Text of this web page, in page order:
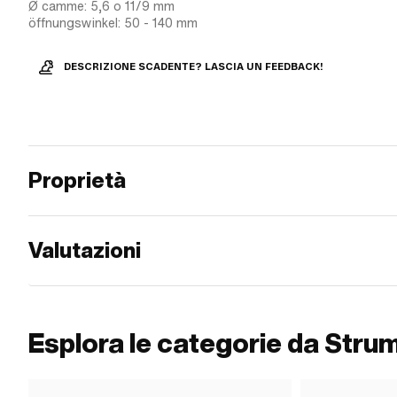
Ø camme: 5,6 o 11/9 mm
öffnungswinkel: 50 - 140 mm
DESCRIZIONE SCADENTE? LASCIA UN FEEDBACK!
Proprietà
Valutazioni
Esplora le categorie da